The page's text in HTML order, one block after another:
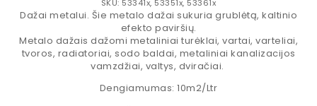
SKU: 53341x, 53351x, 53361x
Dažai metalui. Šie metalo dažai sukuria grublėtą, kaltinio
efekto paviršių.
Metalo dažais dažomi metaliniai turėklai, vartai, varteliai,
tvoros, radiatoriai, sodo baldai, metaliniai kanalizacijos
vamzdžiai, valtys, dviračiai.
Dengiamumas: 10m2/Ltr